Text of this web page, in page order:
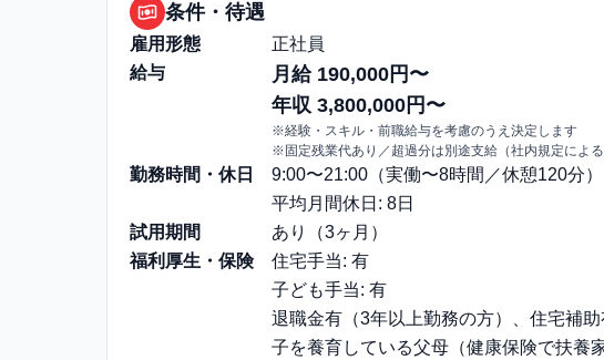
条件・待遇
雇用形態
正社員
給与
月給 190,000円〜
年収 3,800,000円〜
※経験・スキル・前職給与を考慮のうえ決定します
※固定残業代あり／超過分は別途支給（社内規定による
勤務時間・休日
9:00〜21:00（実働〜8時間／休憩120分）
平均月間休日: 8日
試用期間
あり（3ヶ月）
福利厚生・保険
住宅手当: 有
子ども手当: 有
退職金有（3年以上勤務の方）、住宅補
子を養育している父母（健康保険で扶養